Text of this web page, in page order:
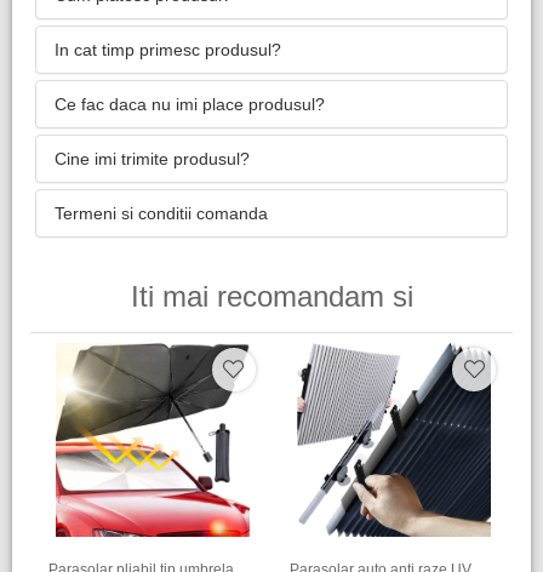
In cat timp primesc produsul?
Ce fac daca nu imi place produsul?
Cine imi trimite produsul?
Termeni si conditii comanda
Iti mai recomandam si